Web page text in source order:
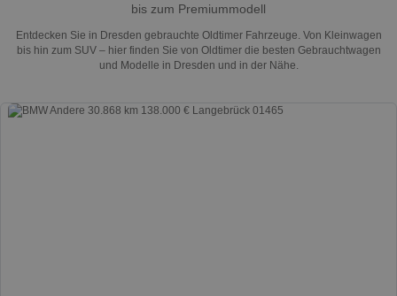
bis zum Premiummodell
Entdecken Sie in Dresden gebrauchte Oldtimer Fahrzeuge. Von Kleinwagen
bis hin zum SUV – hier finden Sie von Oldtimer die besten Gebrauchtwagen
und Modelle in Dresden und in der Nähe.